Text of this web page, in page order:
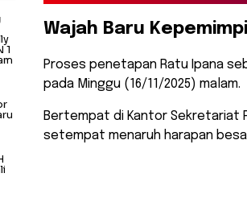
Wajah Baru
​Proses penetapan Ratu Ipana
pada Minggu (16/11/2025) malam.
Bertempat di Kantor Sekretariat
setempat menaruh harapan
1